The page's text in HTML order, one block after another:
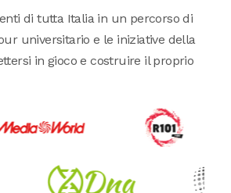
di tutta Italia in un percorso di
universitario e le iniziative della
in gioco e costruire il proprio